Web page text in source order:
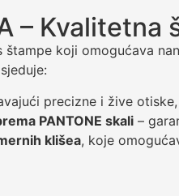
– Kvalitetna
koji omogućava
precizne i žive otiske,
PANTONE skali –
klišea, koje